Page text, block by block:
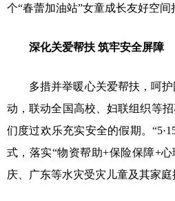
个“春蕾加油站”女童成长友好空
深化关爱帮扶 筑牢安全屏障
多措并举暖心关爱帮扶，呵护
动，联动全国高校、妇联组织等招
们度过欢乐充实安全的假期。“5·
式，落实“物资帮助+保险保障+心
庆、广东等水灾受灾儿童及其家